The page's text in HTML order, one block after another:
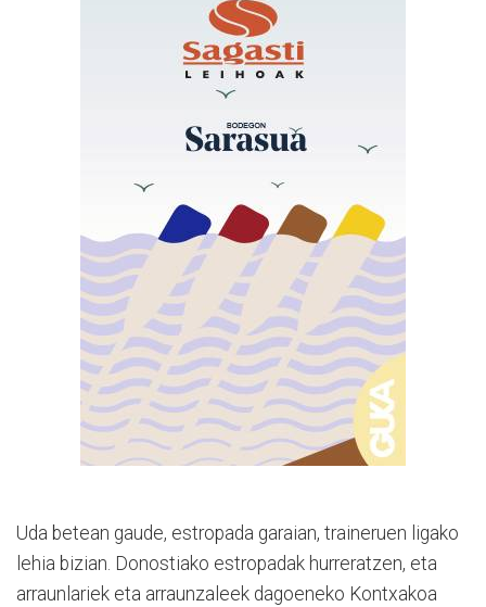
Uda betean gaude, estropada garaian, traineruen ligako
lehia bizian. Donostiako estropadak hurreratzen, eta
arraunlariek eta arraunzaleek dagoeneko Kontxakoa